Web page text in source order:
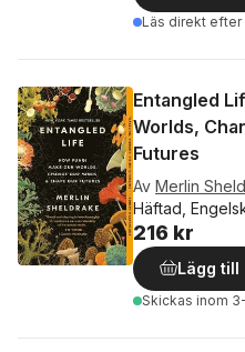
Läs direkt efter
Entangled
Worlds,
Futures
Av Merlin
Häftad,
216 kr
Lägg till
Skickas inom